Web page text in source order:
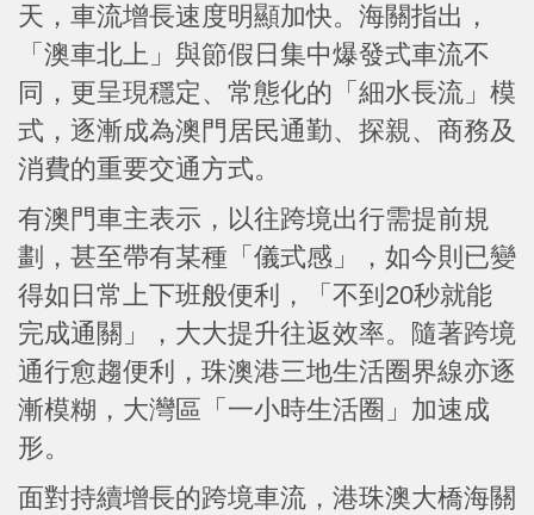
天，車流增長速度明顯加快。海關指出，
「澳車北上」與節假日集中爆發式車流不
同，更呈現穩定、常態化的「細水長流」模
式，逐漸成為澳門居民通勤、探親、商務及
消費的重要交通方式。
有澳門車主表示，以往跨境出行需提前規
劃，甚至帶有某種「儀式感」，如今則已變
得如日常上下班般便利，「不到20秒就能
完成通關」，大大提升往返效率。隨著跨境
通行愈趨便利，珠澳港三地生活圈界線亦逐
漸模糊，大灣區「一小時生活圈」加速成
形。
面對持續增長的跨境車流，港珠澳大橋海關